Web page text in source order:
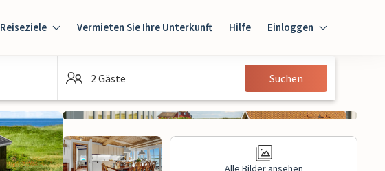
Reiseziele Vermieten Sie Ihre Unterkunft Hilfe Einloggen
Einloggen
Gast
2 Gäste Suchen
Alle Bilder ansehen